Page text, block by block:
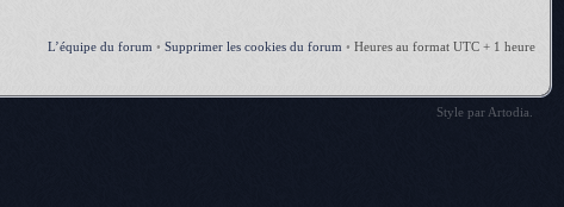
L’équipe du forum • Supprimer les cookies du forum • Heures au format UTC + 1 heure
Style par Artodia